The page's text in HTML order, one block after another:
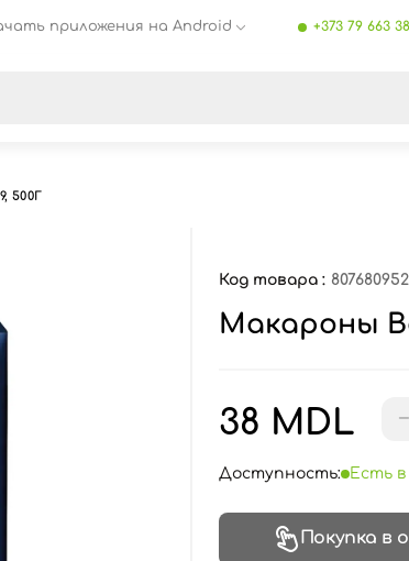
приложения на Android +373 79 663
500Г
Код товара :
Макароны
38 MDL −
Доступность: Есть в
Покупка в